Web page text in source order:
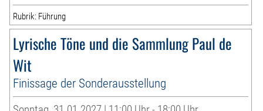
Rubrik: Führung
Lyrische Töne und die Sammlung Paul de
Wit
Finissage der Sonderausstellung